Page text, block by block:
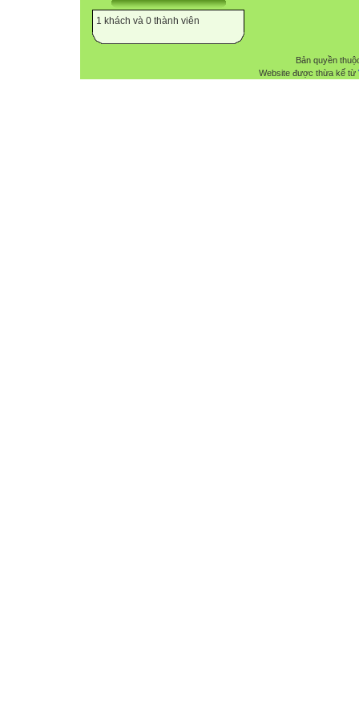
1 khách và 0 thành viên
Bản quyền
Website được thừa kế từ